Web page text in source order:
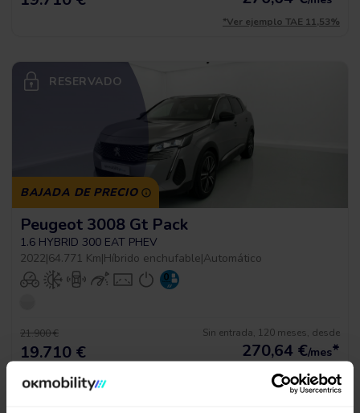
*Ver ejemplo TAE 11,53%
RESERVADO
BAJADA DE PRECIO
Peugeot 3008 Gt Pack
1.6 HYBRID 300 EAT PHEV
2022|64.771 Km|Híbrido enchufable|Automático
21.900 €
19.710 €
Sin entrada, 120 meses, desde
270,64 €/mes*
*Ver ejemplo TAE 11,53%